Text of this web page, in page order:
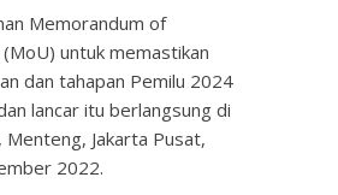
Memorandum of
untuk memastikan
dan tahapan Pemilu 2024
lancar itu berlangsung di
Menteng, Jakarta Pusat,
2022.